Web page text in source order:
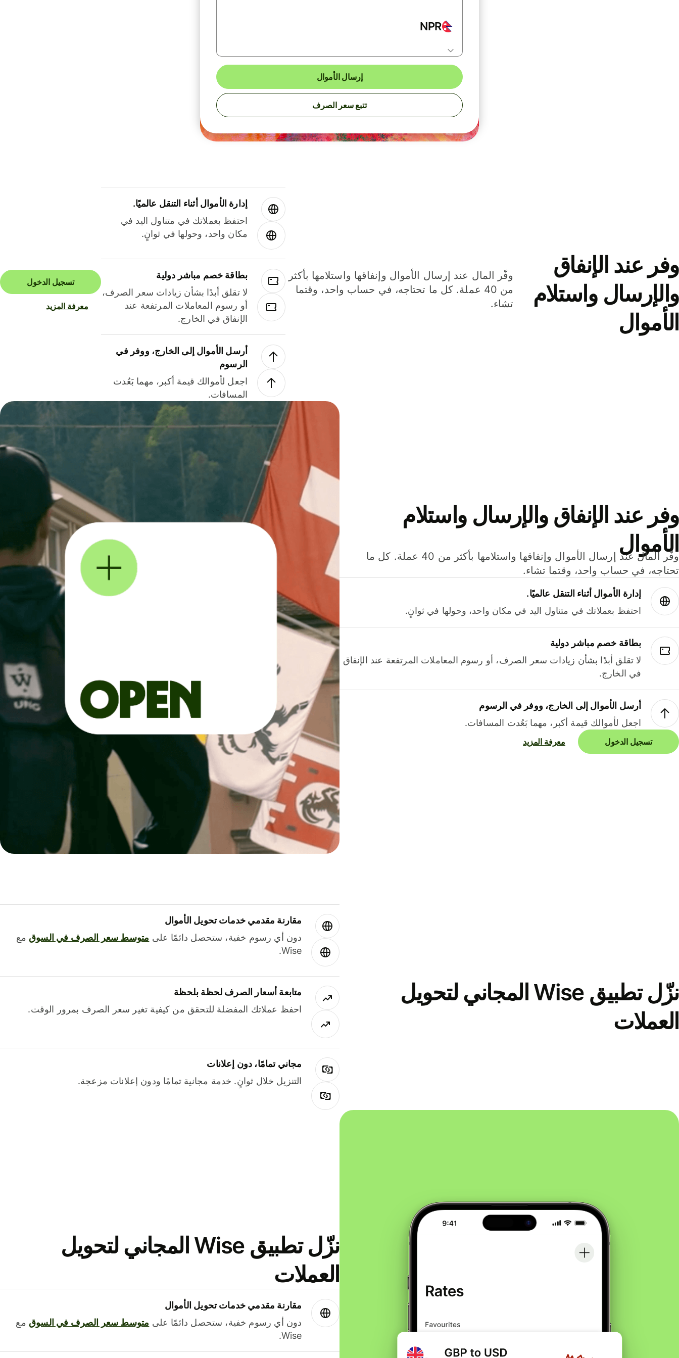
NPR
إرسال الأموال
تتبع سعر الصرف
وفر عند الإنفاق
والإرسال واستلام
الأموال
وفّر المال عند إرسال الأموال وإنفاقها واستلامها بأكثر
من 40 عملة. كل ما تحتاجه، في حساب واحد، وقتما
تشاء.
إدارة الأموال أثناء التنقل عالميًا.
احتفظ بعملاتك في متناول اليد في
مكان واحد، وحولها في ثوانٍ.
بطاقة خصم مباشر دولية
لا تقلق أبدًا بشأن زيادات سعر الصرف،
أو رسوم المعاملات المرتفعة عند
الإنفاق في الخارج.
أرسل الأموال إلى الخارج، ووفر في
الرسوم
اجعل لأموالك قيمة أكبر، مهما بَعُدت
المسافات.
تسجيل الدخول
معرفة المزيد
وفر عند الإنفاق والإرسال واستلام
الأموال
وفّر المال عند إرسال الأموال وإنفاقها واستلامها بأكثر من 40 عملة. كل ما
تحتاجه، في حساب واحد، وقتما تشاء.
إدارة الأموال أثناء التنقل عالميًا.
احتفظ بعملاتك في متناول اليد في مكان واحد، وحولها في ثوانٍ.
بطاقة خصم مباشر دولية
لا تقلق أبدًا بشأن زيادات سعر الصرف، أو رسوم المعاملات المرتفعة عند الإنفاق
في الخارج.
أرسل الأموال إلى الخارج، ووفر في الرسوم
اجعل لأموالك قيمة أكبر، مهما بَعُدت المسافات.
تسجيل الدخول معرفة المزيد
نزّل تطبيق Wise المجاني لتحويل
العملات
مقارنة مقدمي خدمات تحويل الأموال
دون أي رسوم خفية، ستحصل دائمًا على متوسط ​​سعر الصرف في السوق مع
Wise.
متابعة أسعار الصرف لحظة بلحظة
احفظ عملاتك المفضلة للتحقق من كيفية تغير سعر الصرف بمرور الوقت.
مجاني تمامًا، دون إعلانات
التنزيل خلال ثوانٍ. خدمة مجانية تمامًا ودون إعلانات مزعجة.
نزّل تطبيق Wise المجاني لتحويل
العملات
مقارنة مقدمي خدمات تحويل الأموال
دون أي رسوم خفية، ستحصل دائمًا على متوسط ​​سعر الصرف في السوق مع
Wise.